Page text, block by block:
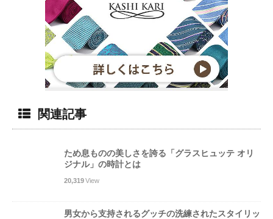
関連記事
ため息ものの美しさを誇る「グラスヒュッテ オリ
ジナル」の時計とは
20,319View
男女から支持されるグッチの洗練されたスタイリッ